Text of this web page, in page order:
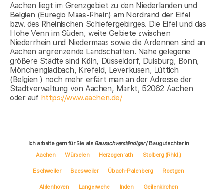
Aachen liegt im Grenzgebiet zu den Niederlanden und
Belgien (Euregio Maas-Rhein) am Nordrand der Eifel
bzw. des Rheinischen Schiefergebirges. Die Eifel und das
Hohe Venn im Süden, weite Gebiete zwischen
Niederrhein und Niedermaas sowie die Ardennen sind an
Aachen angrenzende Landschaften. Nahe gelegene
größere Städte sind Köln, Düsseldorf, Duisburg, Bonn,
Mönchengladbach, Krefeld, Leverkusen, Lüttich
(Belgien ) noch mehr erfärt man an der Adresse der
Stadtverwaltung von Aachen, Markt, 52062 Aachen
oder auf https://www.aachen.de/
Ich arbeite gern für Sie als Bausachverständiger/ Baugutachter in
Aachen
Würselen Herzogenrath Stolberg (Rhld.)
Eschweiler Baesweiler Übach-Palenberg Roetgen
Aldenhoven Langerwehe Inden Geilenkirchen